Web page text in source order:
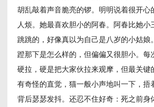
胡乱敲着声音脆亮的锣。明明说着很开心
人烦。她最喜欢胆小的阿春。阿春比她小
跳跳的，好像真以为自己是八岁的小姑娘
蹬那下是怎么样的，但偏偏又很胆小。每
硬拉，硬是把大家伙拉来观摩，但最关键
有奇怪的直觉，猫一般小声地叫一下，捂
背后瑟瑟发抖。还忍不住好奇：死之前身